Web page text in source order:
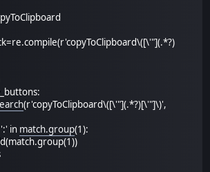
(r'copyToClipboard\([\'"](.*?)[\'"]\)',
in match.group(1):